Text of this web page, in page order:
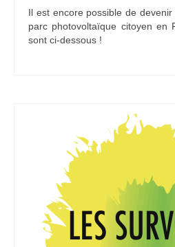
Il est encore possible de
parc photovoltaïque citoyen en
sont ci-dessous !